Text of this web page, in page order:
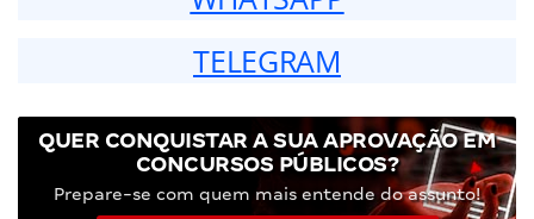
TELEGRAM
QUER CONQUISTAR A SUA APROVAÇÃO EM
CONCURSOS PÚBLICOS?
Prepare-se com quem mais entende do assunto!